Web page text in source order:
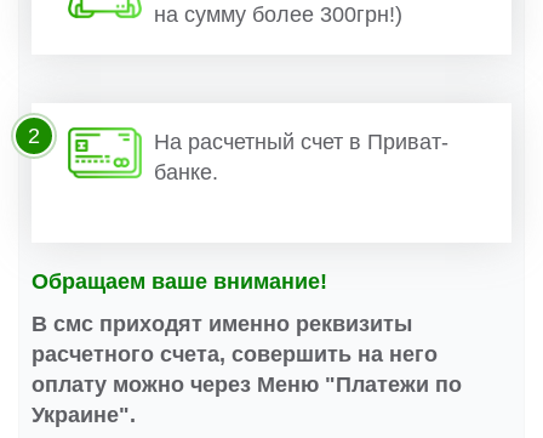
на сумму более 300грн!)
На расчетный счет в Приват-
банке.
2
Обращаем ваше внимание!
В смс приходят именно реквизиты
расчетного счета, совершить на него
оплату можно через Меню "Платежи по
Украине".